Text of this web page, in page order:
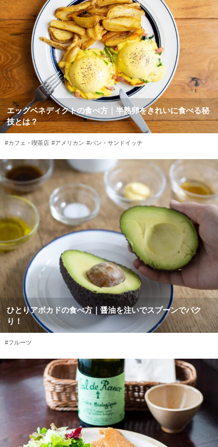
エッグベネディクトの食べ方｜半熟卵をきれいに食べる秘
技とは？
#カフェ・喫茶店 #アメリカン #パン・サンドイッチ
ひとりアボカドの食べ方｜醤油を注いでスプーンでパク
り！
#フルーツ